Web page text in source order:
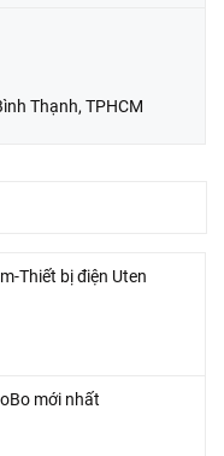
Thạnh, TPHCM
Thiết bị điện Uten
mới nhất